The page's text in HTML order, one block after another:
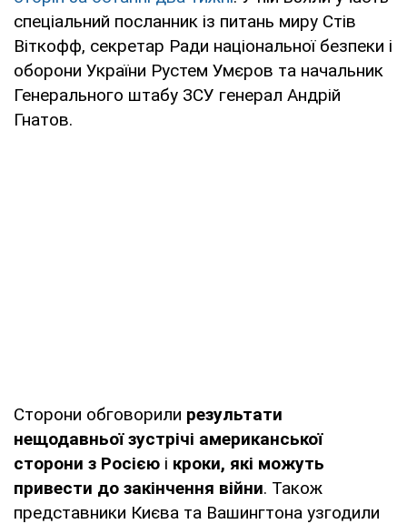
спеціальний посланник із питань миру Стів
Віткофф, секретар Ради національної безпеки і
оборони України Рустем Умєров та начальник
Генерального штабу ЗСУ генерал Андрій
Гнатов.
Сторони обговорили результати
нещодавньої зустрічі американської
сторони з Росією і кроки, які можуть
привести до закінчення війни. Також
представники Києва та Вашингтона узгодили